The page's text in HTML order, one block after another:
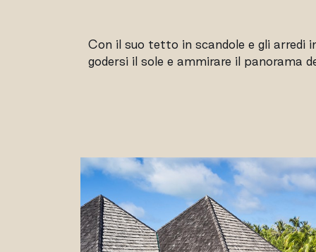
Con il suo tetto in scandole e gli arredi
godersi il sole e ammirare il panorama